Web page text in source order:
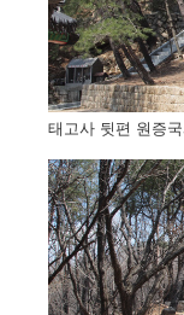
태고사 뒷편 원증